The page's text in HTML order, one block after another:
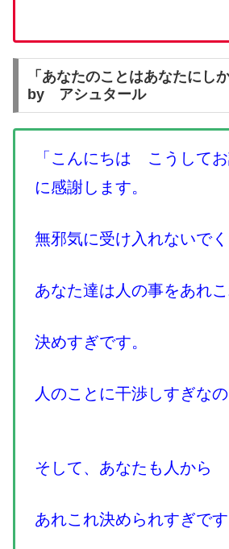
「あなたのことはあなたにし
by アシュタール
「こんにちは こうして
に感謝します。
無邪気に受け入れないでく
あなた達は人の事をあれ
決めすぎです。
人のことに干渉しすぎなの
そして、あなたも人から
あれこれ決められすぎです